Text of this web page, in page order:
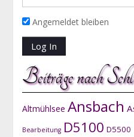
Angemeldet bleiben
Beiträge nach
Altmühlsee Ansbach
Bearbeitung D5100 D5500